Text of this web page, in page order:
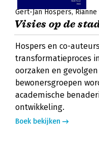
Gert-Jan Hospers
Visies op de
Hospers en co-
transformatieproces
oorzaken en
bewonersgroepen
academische
ontwikkeling.
Boek bekijken